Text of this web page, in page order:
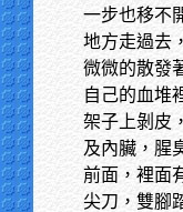
一步也移不
地方走過去
微微的散發
自己的血堆
架子上剝皮
及內臟，腥
前面，裡面
尖刀，雙腳